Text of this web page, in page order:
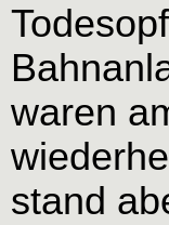
waren
stand